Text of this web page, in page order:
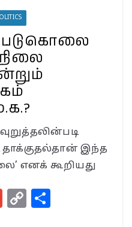
தாக்குதல்தான் இந்த
எனக் கூறியது
G
C